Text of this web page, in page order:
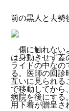
【↓ クリ
前の黒人と去勢
傷に触れない
は身動きせず蓋
ライドの中なの
る。医師の回診
互いに見られる
で移動してから
病院を後にする
用下着が贈呈さ